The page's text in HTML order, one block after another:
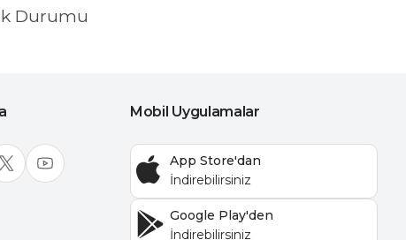
Durumu
Mobil Uygulamalar
App Store'dan
Google Play'den